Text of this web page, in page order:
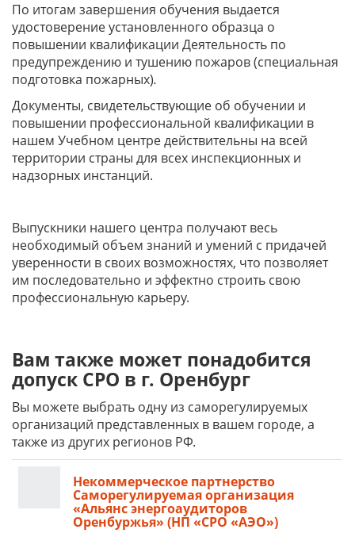
По итогам завершения обучения выдается
удостоверение установленного образца о
повышении квалификации Деятельность по
предупреждению и тушению пожаров (специальная
подготовка пожарных).
Документы, свидетельствующие об обучении и
повышении профессиональной квалификации в
нашем Учебном центре действительны на всей
территории страны для всех инспекционных и
надзорных инстанций.
Выпускники нашего центра получают весь
необходимый объем знаний и умений с придачей
уверенности в своих возможностях, что позволяет
им последовательно и эффектно строить свою
профессиональную карьеру.
Вам также может понадобится
допуск СРО в г. Оренбург
Вы можете выбрать одну из саморегулируемых
организаций представленных в вашем городе, а
также из других регионов РФ.
Некоммерческое партнерство
Саморегулируемая организация
«Альянс энергоаудиторов
Оренбуржья» (НП «СРО «АЭО»)